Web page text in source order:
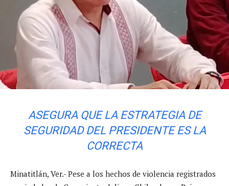
ASEGURA QUE LA ESTRATEGIA DE
SEGURIDAD DEL PRESIDENTE ES LA
CORRECTA
Minatitlán, Ver.- Pese a los hechos de violencia registrados